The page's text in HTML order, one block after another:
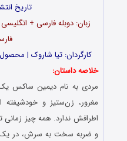
تاریخ
کارگردان: تیا شاروک | محصول
خلاصه داستان:
مردی به نام دیمین ساکس
مغرور، زن‌ستیز و خودشیفته
اطرافش ندارد. همه چیز
و ضربه سخت به سرش، در یک